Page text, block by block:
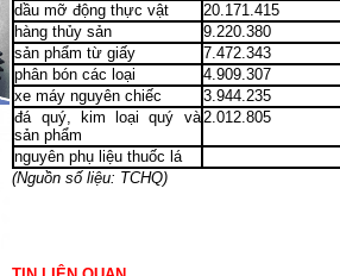
dầu mỡ động thực vật
20.171.415
hàng thủy sản
9.220.380
sản phẩm từ giấy
7.472.343
phân bón các loại
4.909.307
xe máy nguyên chiếc
3.944.235
đá quý, kim loại quý và
sản phẩm
2.012.805
nguyên phụ liệu thuốc lá
(Nguồn số liệu: TCHQ)